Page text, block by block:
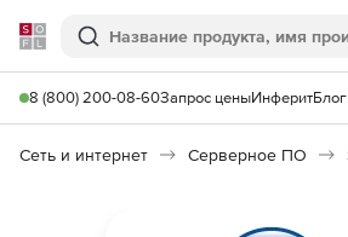
Softline
Поиск
8 (800) 200-08-60Запрос ценыИнферитБлог
Сеть и интернет Серверное ПО